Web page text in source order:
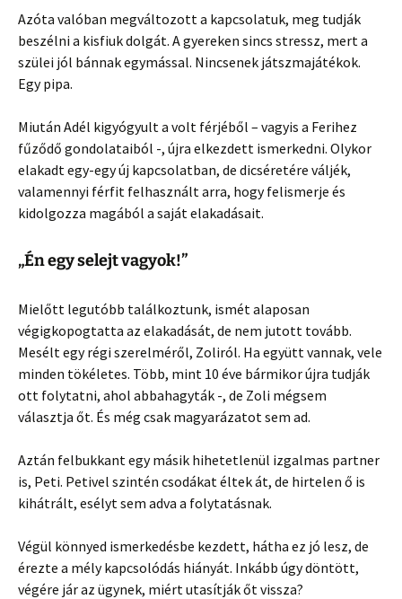
Azóta valóban megváltozott a kapcsolatuk, meg tudják
beszélni a kisfiuk dolgát. A gyereken sincs stressz, mert a
szülei jól bánnak egymással. Nincsenek játszmajátékok.
Egy pipa.
Miután Adél kigyógyult a volt férjéből – vagyis a Ferihez
fűződő gondolataiból -, újra elkezdett ismerkedni. Olykor
elakadt egy-egy új kapcsolatban, de dicséretére váljék,
valamennyi férfit felhasznált arra, hogy felismerje és
kidolgozza magából a saját elakadásait.
„Én egy selejt vagyok!”
Mielőtt legutóbb találkoztunk, ismét alaposan
végigkopogtatta az elakadását, de nem jutott tovább.
Mesélt egy régi szerelméről, Zoliról. Ha együtt vannak, vele
minden tökéletes. Több, mint 10 éve bármikor újra tudják
ott folytatni, ahol abbahagyták -, de Zoli mégsem
választja őt. És még csak magyarázatot sem ad.
Aztán felbukkant egy másik hihetetlenül izgalmas partner
is, Peti. Petivel szintén csodákat éltek át, de hirtelen ő is
kihátrált, esélyt sem adva a folytatásnak.
Végül könnyed ismerkedésbe kezdett, hátha ez jó lesz, de
érezte a mély kapcsolódás hiányát. Inkább úgy döntött,
végére jár az ügynek, miért utasítják őt vissza?